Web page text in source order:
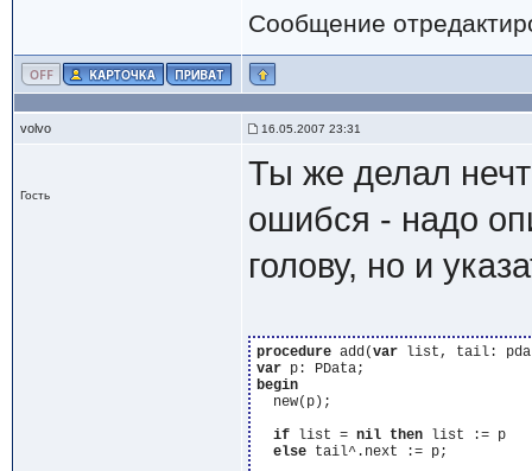
Сообщение
volvo 16.05.2007 23:31
Гость
Ты же делал
ошибся - надо
голову, но и
procedure add(var list, tail:
var
begin
  new(p);
if list = nil then list := p
else tail^.next := p;